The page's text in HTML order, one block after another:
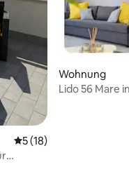
Bewertungen
Durchschnittliche
5 (18)
Wohnung
Lido 56 Mare